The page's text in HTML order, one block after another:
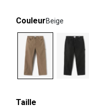
CouleurBeige
Taille